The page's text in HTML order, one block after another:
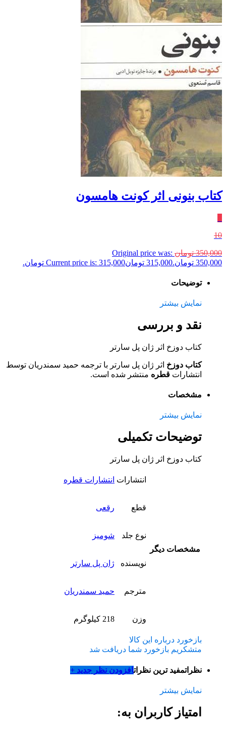
کتاب بنونی اثر کونت هامسون
10
350,000 تومان Original price was:
350,000 تومان.
315,000 تومانCurrent price is: 315,000 تومان.
توضیحات
نمایش بیشتر
نقد و بررسی
کتاب دوزخ اثر ژان پل سارتر
کتاب دوزخ اثر ژان پل سارتر با ترجمه حمید سمندریان توسط
انتشارات قطره منتشر شده است.
مشخصات
نمایش بیشتر
توضیحات تکمیلی
کتاب دوزخ اثر ژان پل سارتر
مشخصات دیگر
انتشارات انتشارات قطره
قطع رقعی
نوع جلد شومیز
نویسنده ژان پل سارتر
مترجم حمید سمندریان
وزن 218 کیلوگرم
بازخورد درباره این کالا
متشکریم بازخورد شما دریافت شد
نظراتمفید ترین نظراتافزودن نظر جدید +
نمایش بیشتر
امتیاز کاربران به: